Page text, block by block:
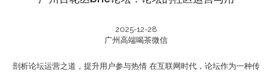
2025-12-28
广州高端喝茶微信
剖析论坛运营之道，提升用户参与热情 在互联网时代，论坛作为一种传